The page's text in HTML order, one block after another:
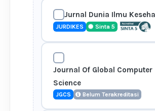
Jurnal Dunia Ilmu
JURDIKES Sinta 5
Journal Of Global Computer
Science
JGCS Belum Terakreditasi